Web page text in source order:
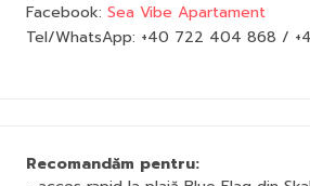
Facebook: Sea Vibe Apartament
Tel/WhatsApp: +40 722 404 868 /
Recomandăm pentru: